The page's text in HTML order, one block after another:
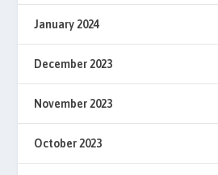
January 2024
December 2023
November 2023
October 2023